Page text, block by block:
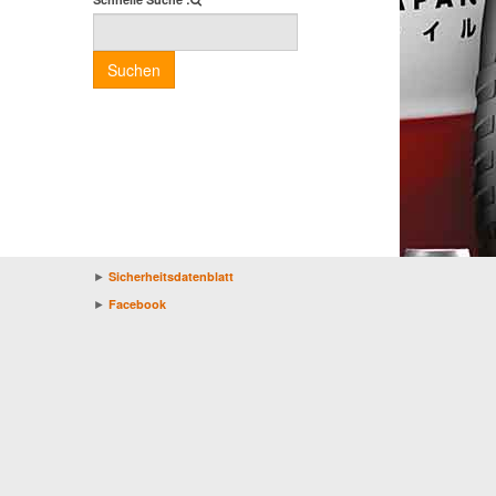
Suchen
► Sicherheitsdatenblatt
► Facebook